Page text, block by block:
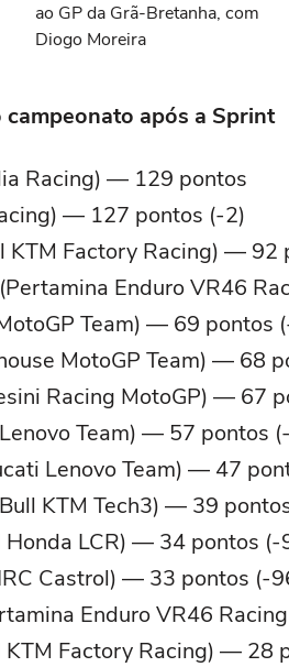
ao GP da Grã-Bretanha, com
Diogo Moreira
após a Sprint
Racing) — 129 pontos
— 127 pontos (-2)
KTM Factory Racing) — 92
Enduro VR46
Team) — 69 pontos
MotoGP Team) — 68
Racing MotoGP) — 67
Team) — 57 pontos
Lenovo Team) — 47
KTM Tech3) — 39
Honda LCR) — 34 pontos (-
Castrol) — 33 pontos (-
Enduro VR46
KTM Factory Racing) — 28